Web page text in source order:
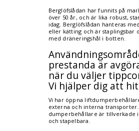
Berglöfslådan har funnits på
över 50 år, och är lika robust,
idag. Berglöfslådan hanteras
eller kätting och är staplingsbar
med dräneringshål i botten.
prestanda är
när du väljer
Vi hjälper dig att
Vi har öppna
externa och interna transporter.
dumperbehållare är tillverkade
och stapelbara.